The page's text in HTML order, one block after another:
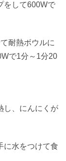
をして600Wで
耐熱ボウルに
で1分～1分20
し、にんにくが
に水をつけて食